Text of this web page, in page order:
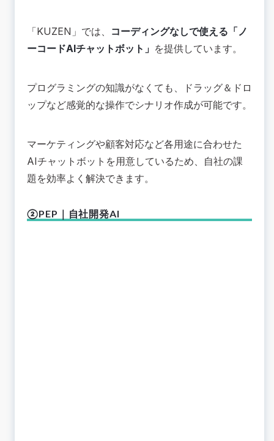
「KUZEN」では、 コーディングなしで使える「ノ
ーコードAIチャットボット」 を提供しています。
プログラミングの知識がなくても、ドラッグ＆ドロ
ップなど感覚的な操作でシナリオ作成が可能です。
マーケティングや顧客対応など各用途に合わせた
AIチャットボットを用意しているため、自社の課
題を効率よく解決できます。
②PEP｜自社開発AI